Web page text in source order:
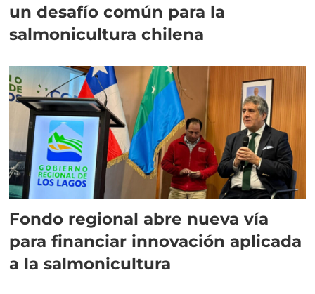
un desafío común para la
salmonicultura chilena
Fondo regional abre nueva vía
para financiar innovación aplicada
a la salmonicultura